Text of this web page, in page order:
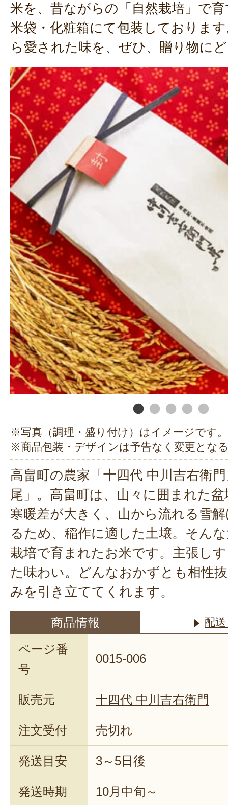
米を、昔ながらの「自然栽培」で
米袋・化粧箱にて包装しておりま
ら愛された味を、ぜひ、贈り物に
※写真（調理・盛り付け）はイメージです。
※商品包装・デザインは予告なく変更とな
高畠町の農家「十四代 中川吉右衛
尾」。高畠町は、山々に囲まれた
寒暖差が大きく、山から流れる雪
るため、稲作に適した土壌。そん
栽培で育まれたお米です。主張し
た味わい。どんなおかずとも相性
みを引き立ててくれます。
商品情報 配
ページ番
号
0015-006
販売元 十四代 中川吉右衛門
注文受付 売切れ
発送目安 3～5日後
発送時期 10月中旬～